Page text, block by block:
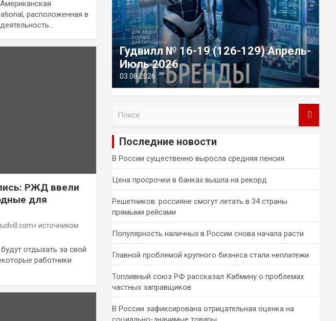
расположенная в
РЖД ввели
для
источником
отдыхать за свой
работники
Гудвилл № 16-19 (126-129) Апрель-
Июль 2026
03.08.2026
и
Последние новости
В России существенно выросла средняя пенсия
Цена просрочки в банках вышла на рекорд
Решетников: россияне смогут летать в 34 страны
прямыми рейсами
Популярность наличных в России снова начала расти
Главной проблемой крупного бизнеса стали неплатежи
Топливный союз РФ рассказал Кабмину о проблемах
частных заправщиков
В России зафиксирована отрицательная оценка на